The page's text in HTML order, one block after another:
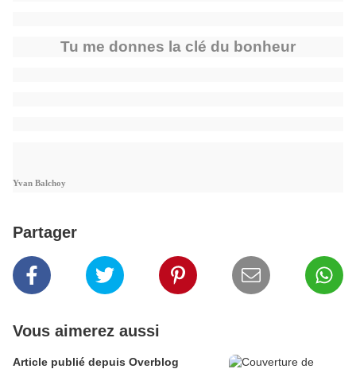
Tu me donnes la clé du bonheur
Yvan Balchoy
Partager
Vous aimerez aussi
Article publié depuis Overblog